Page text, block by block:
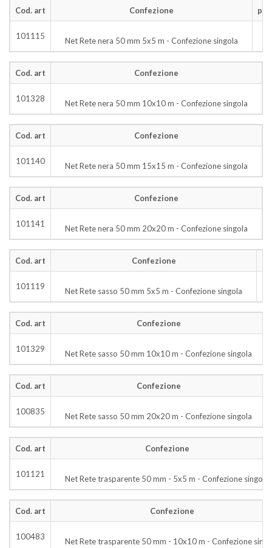
Cod. art Confezione
101115 Net Rete nera 50 mm 5x5 m - Confezione singola
Cod. art Confezione
101328 Net Rete nera 50 mm 10x10 m - Confezione singola
Cod. art Confezione
101140 Net Rete nera 50 mm 15x15 m - Confezione singola
Cod. art Confezione
101141 Net Rete nera 50 mm 20x20 m - Confezione singola
Cod. art Confezione
101119 Net Rete sasso 50 mm 5x5 m - Confezione singola
Cod. art Confezione
101329 Net Rete sasso 50 mm 10x10 m - Confezione singola
Cod. art Confezione
100835 Net Rete sasso 50 mm 20x20 m - Confezione singola
Cod. art Confezione
101121 Net Rete trasparente 50 mm - 5x5 m - Confezione singola
Cod. art Confezione
100483 Net Rete trasparente 50 mm - 10x10 m - Confezione